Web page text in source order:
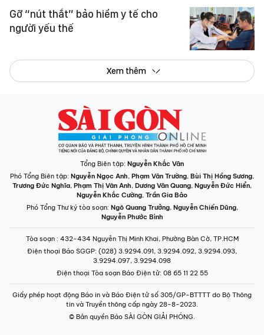
Gỡ “nút thắt” bảo hiểm y tế cho
người yếu thế
Xem thêm
Tổng Biên tập: Nguyễn Khắc Văn
Phó Tổng Biên tập: Nguyễn Ngọc Anh, Phạm Văn Trường, Bùi Thị Hồng Sương,
Trương Đức Nghĩa, Phạm Thị Vân Anh, Dương Văn Quang, Nguyễn Đức Hiển,
Nguyễn Khắc Cường, Trần Gia Bảo
Phó Tổng Thư ký tòa soạn: Ngô Quang Trưởng, Nguyễn Chiến Dũng,
Nguyễn Phước Bình
Tòa soạn : 432-434 Nguyễn Thị Minh Khai, Phường Bàn Cờ, TP.HCM
Điện thoại Báo SGGP: (028) 3.9294.091, 3.9294.092, 3.9294.093,
3.9294.097, 3.9294.098
Điện thoại Tòa soạn Báo Điện tử: 08 65 11 22 55
Giấy phép hoạt động Báo in và Báo Điện tử số 305/GP-BTTTT do Bộ Thông
tin và Truyền thông cấp ngày 28-8-2023.
© Bản quyền Báo SÀI GÒN GIẢI PHÓNG.